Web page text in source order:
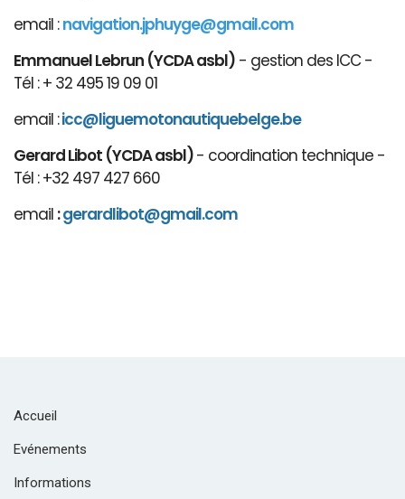
email :navigation.jphuyge@gmail.com
Emmanuel Lebrun (YCDA asbl) - gestion des ICC -
Tél : + 32 495 19 09 01
email :icc@liguemotonautiquebelge.be
Gerard Libot (YCDA asbl)- coordination technique -
Tél : +32 497 427 660
email :gerardlibot@gmail.com
Accueil
Evénements
Informations